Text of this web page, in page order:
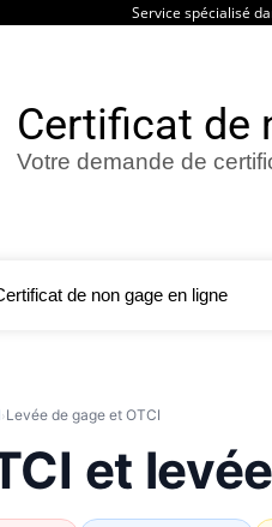
Service spécialisé
Certificat de
Votre demande de
de non gage en ligne
›Levée de gage et OTCI
et